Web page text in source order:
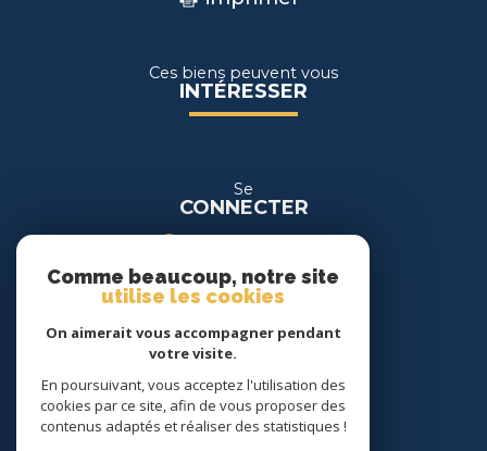
Ces biens peuvent vous
INTÉRESSER
Se
CONNECTER
espace location
Nous
SUIVRE
Comme beaucoup, notre site
utilise les cookies
On aimerait vous accompagner pendant
votre visite.
En poursuivant, vous acceptez l'utilisation des
cookies par ce site, afin de vous proposer des
contenus adaptés et réaliser des statistiques !